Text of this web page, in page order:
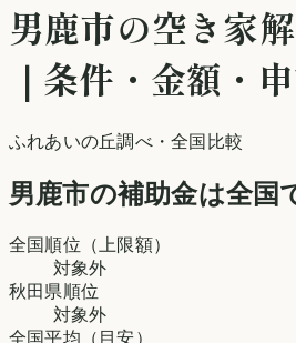
男鹿市の空き家
｜条件・金額・
ふれあいの丘調べ・全国比較
男鹿市の補助金は全国
全国順位（上限額）
対象外
秋田県順位
対象外
全国平均（目安）